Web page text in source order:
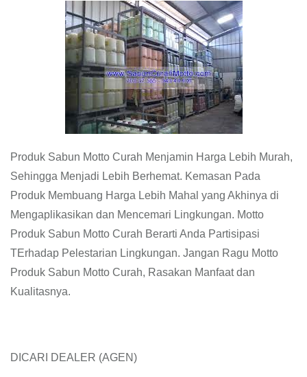
Produk Sabun Motto Curah Menjamin Harga Lebih Murah,
Sehingga Menjadi Lebih Berhemat. Kemasan Pada
Produk Membuang Harga Lebih Mahal yang Akhinya di
Mengaplikasikan dan Mencemari Lingkungan. Motto
Produk Sabun Motto Curah Berarti Anda Partisipasi
TErhadap Pelestarian Lingkungan. Jangan Ragu Motto
Produk Sabun Motto Curah, Rasakan Manfaat dan
Kualitasnya.
DICARI DEALER (AGEN)